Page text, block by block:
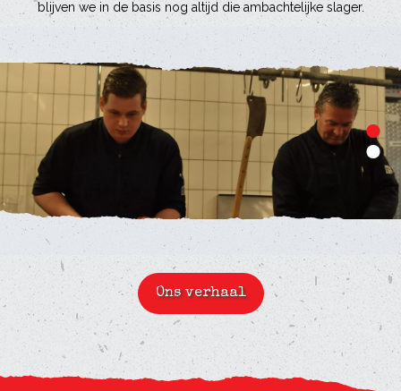
blijven we in de basis nog altijd die ambachtelijke slager.
Ons verhaal